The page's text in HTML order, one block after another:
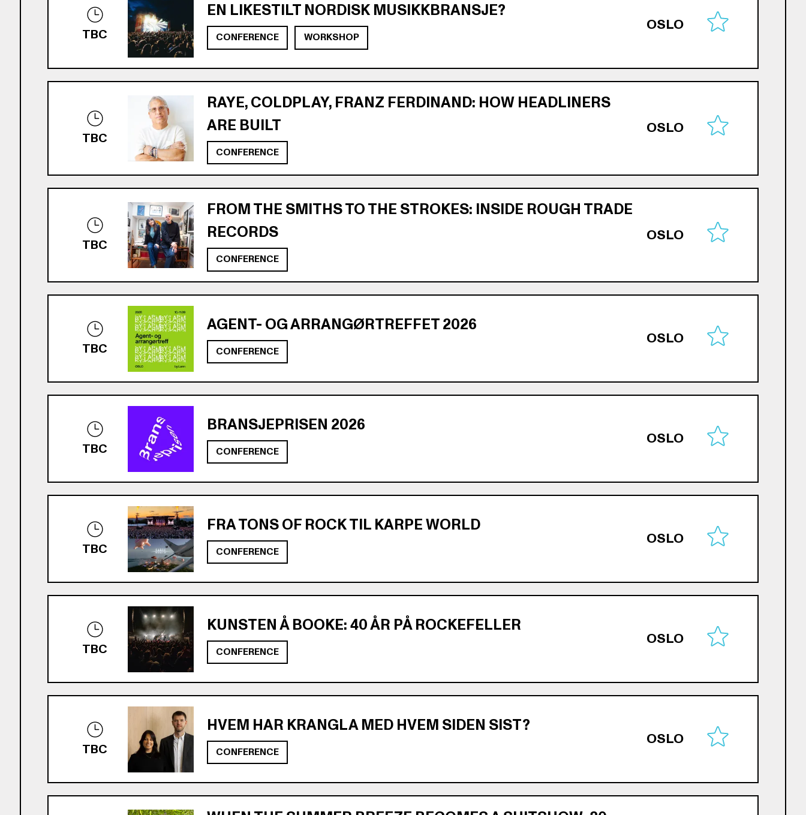
TBC
EN LIKESTILT NORDISK MUSIKKBRANSJE?
CONFERENCE WORKSHOP
OSLO
TBC
RAYE, COLDPLAY, FRANZ FERDINAND: HOW HEADLINERS
ARE BUILT
CONFERENCE
OSLO
TBC
FROM THE SMITHS TO THE STROKES: INSIDE ROUGH TRADE
RECORDS
CONFERENCE
OSLO
TBC
AGENT- OG ARRANGØRTREFFET 2026
CONFERENCE
OSLO
TBC
BRANSJEPRISEN 2026
CONFERENCE
OSLO
TBC
FRA TONS OF ROCK TIL KARPE WORLD
CONFERENCE
OSLO
TBC
KUNSTEN Å BOOKE: 40 ÅR PÅ ROCKEFELLER
CONFERENCE
OSLO
TBC
HVEM HAR KRANGLA MED HVEM SIDEN SIST?
CONFERENCE
OSLO